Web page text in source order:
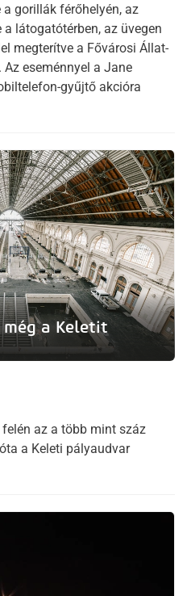
gorillák férőhelyén, az
látogatótérben, az üvegen
megterítve a Fővárosi Állat-
Az eseménnyel a Jane
gyűjtő akcióra
a Keletit
az a több mint száz
a Keleti pályaudvar